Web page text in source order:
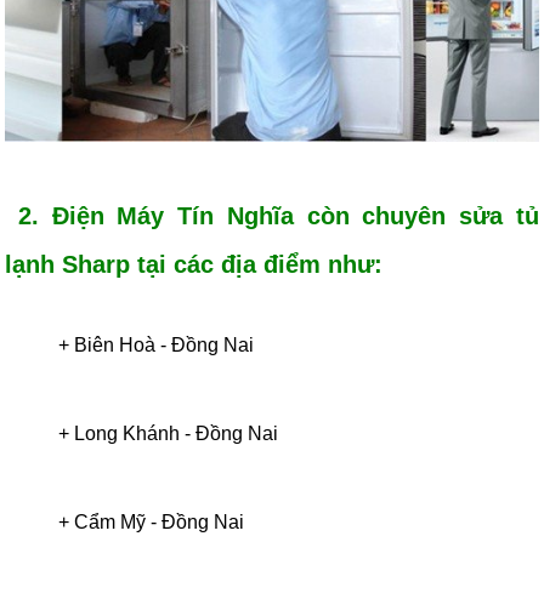
2. Điện Máy Tín Nghĩa còn chuyên sửa tủ
lạnh Sharp tại các địa điểm như:
+ Biên Hoà - Đồng Nai
+ Long Khánh - Đồng Nai
+Cẩm Mỹ - Đồng Nai